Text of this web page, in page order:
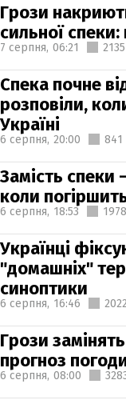
Грози
сильної
7 серпня, 06:21 2135
Спека почне
розповіли,
Україні
6 серпня, 20:00 841
Замість спеки
коли
6 серпня, 18:53 1978
Українці
"домашніх"
синоптики
6 серпня, 16:46
Грози
прогноз
6 серпня, 08:00